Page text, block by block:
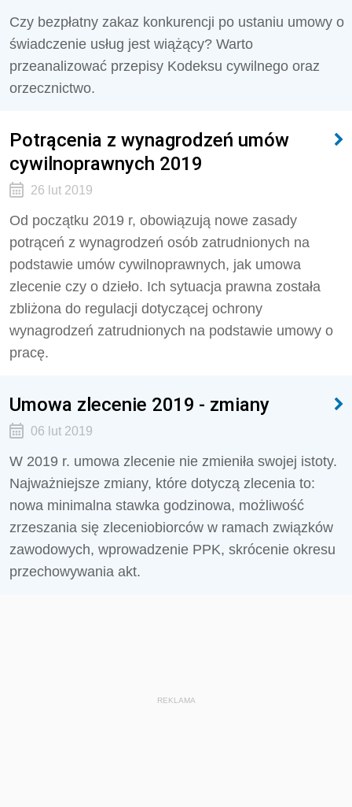
Czy bezpłatny zakaz konkurencji po ustaniu umowy o
świadczenie usług jest wiążący? Warto
przeanalizować przepisy Kodeksu cywilnego oraz
orzecznictwo.
Potrącenia z wynagrodzeń umów
cywilnoprawnych 2019
26 lut 2019
Od początku 2019 r, obowiązują nowe zasady
potrąceń z wynagrodzeń osób zatrudnionych na
podstawie umów cywilnoprawnych, jak umowa
zlecenie czy o dzieło. Ich sytuacja prawna została
zbliżona do regulacji dotyczącej ochrony
wynagrodzeń zatrudnionych na podstawie umowy o
pracę.
Umowa zlecenie 2019 - zmiany
06 lut 2019
W 2019 r. umowa zlecenie nie zmieniła swojej istoty.
Najważniejsze zmiany, które dotyczą zlecenia to:
nowa minimalna stawka godzinowa, możliwość
zrzeszania się zleceniobiorców w ramach związków
zawodowych, wprowadzenie PPK, skrócenie okresu
przechowywania akt.
REKLAMA